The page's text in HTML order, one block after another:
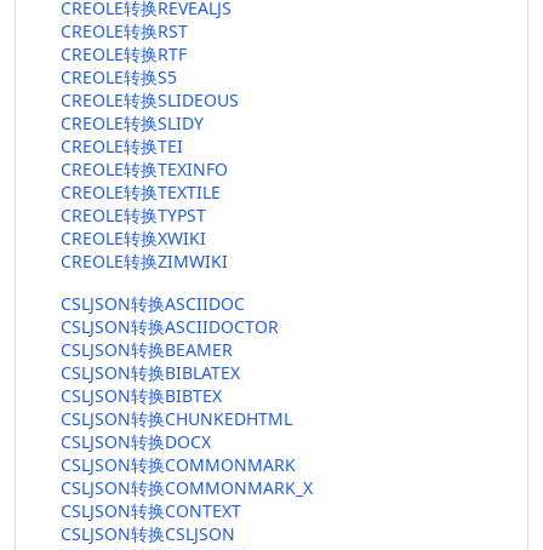
CREOLE转换REVEALJS
CREOLE转换RST
CREOLE转换RTF
CREOLE转换S5
CREOLE转换SLIDEOUS
CREOLE转换SLIDY
CREOLE转换TEI
CREOLE转换TEXINFO
CREOLE转换TEXTILE
CREOLE转换TYPST
CREOLE转换XWIKI
CREOLE转换ZIMWIKI
CSLJSON转换ASCIIDOC
CSLJSON转换ASCIIDOCTOR
CSLJSON转换BEAMER
CSLJSON转换BIBLATEX
CSLJSON转换BIBTEX
CSLJSON转换CHUNKEDHTML
CSLJSON转换DOCX
CSLJSON转换COMMONMARK
CSLJSON转换COMMONMARK_X
CSLJSON转换CONTEXT
CSLJSON转换CSLJSON